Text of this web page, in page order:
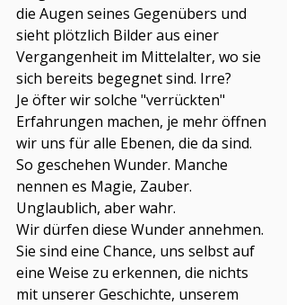
die Augen seines Gegenübers und
sieht plötzlich Bilder aus einer
Vergangenheit im Mittelalter, wo sie
sich bereits begegnet sind. Irre?
Je öfter wir solche "verrückten"
Erfahrungen machen, je mehr öffnen
wir uns für alle Ebenen, die da sind.
So geschehen Wunder. Manche
nennen es Magie, Zauber.
Unglaublich, aber wahr.
Wir dürfen diese Wunder annehmen.
Sie sind eine Chance, uns selbst auf
eine Weise zu erkennen, die nichts
mit unserer Geschichte, unserem